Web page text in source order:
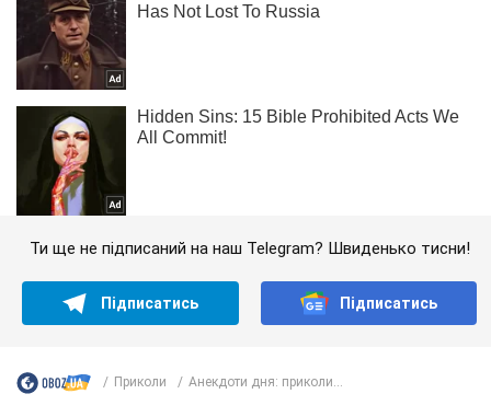
Ти ще не підписаний на наш Telegram? Швиденько тисни!
Підписатись Підписатись
Приколи Анекдоти дня: приколи...